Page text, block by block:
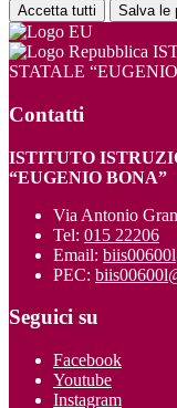
Accetta tutti Salva le
STATALE
Contatti
ISTITUTO
“EUGENIO BONA”
Via Antonio
Tel: 015 22206
Email:
PEC:
Seguici su
Facebook
Youtube
Instagram